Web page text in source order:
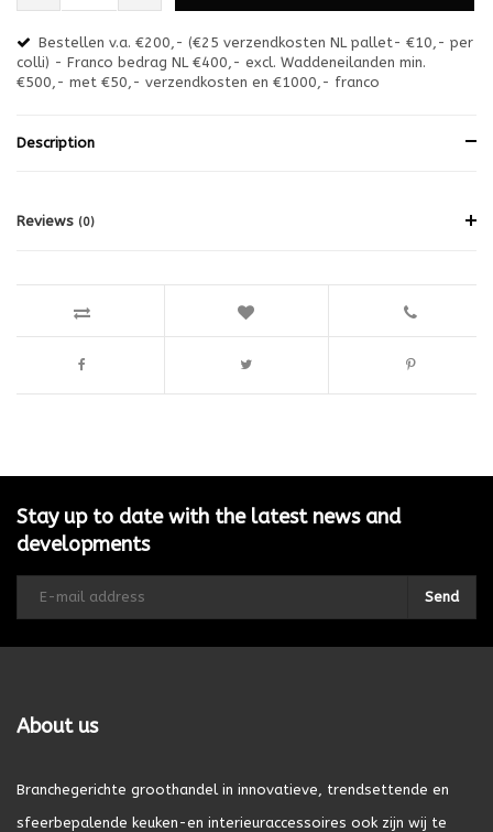
Bestellen v.a. €200,- (€25 verzendkosten NL pallet- €10,- per
colli) - Franco bedrag NL €400,- excl. Waddeneilanden min.
€500,- met €50,- verzendkosten en €1000,- franco
Description
Reviews (0)
Stay up to date with the latest news and
developments
Send
About us
Branchegerichte groothandel in innovatieve, trendsettende en
sfeerbepalende keuken-en interieuraccessoires ook zijn wij te